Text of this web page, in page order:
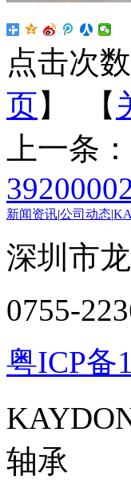
点击次数
页】 【
上一条：
新闻资讯公司动态
深圳市
0755-
粤ICP备
轴承